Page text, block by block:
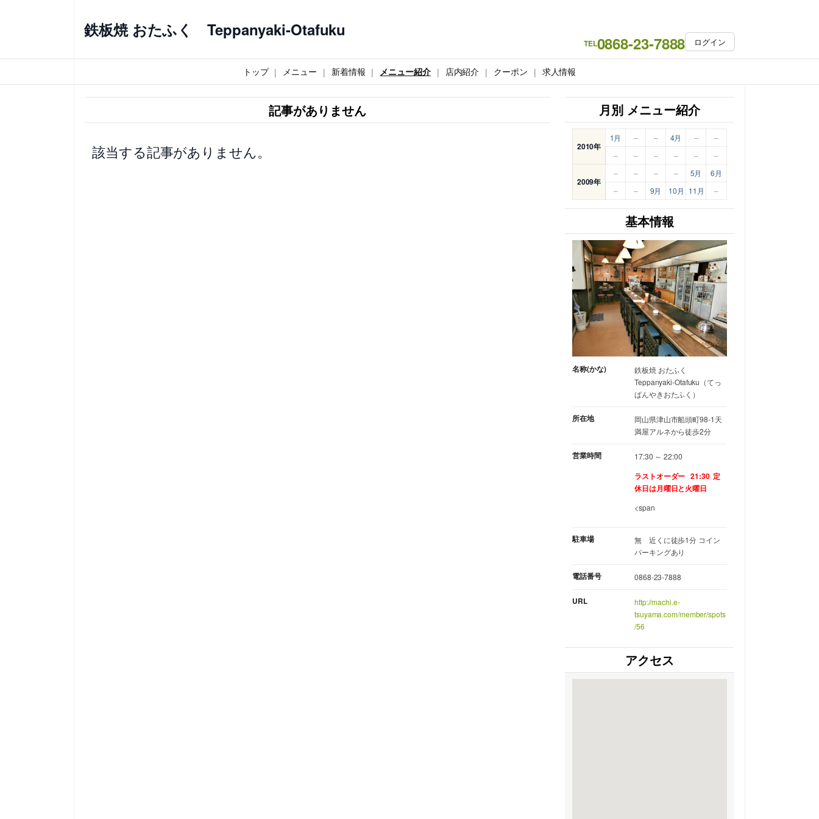
ス
キ
鉄板焼 おたふく Teppanyaki-Otafuku
TEL0868-23-7888 ログイン
トップ メニュー 新着情報 メニュー紹介 店内紹介 クーポン 求人情報
記事がありません
該当する記事がありません。
月別 メニュー紹介
2010年
1月 – – 4月 –
–
–
– – – – –
2009年
– – – – 5月
6月
–
– 9月 10月 11月 –
基本情報
名称(かな)
鉄板焼 おたふく
Teppanyaki-Otafuku（てっ
ぱんやきおたふく）
所在地
岡山県津山市船頭町98-1天
満屋アルネから徒歩2分
営業時間 17:30 ～ 22:00
ラストオーダー 21:30 定
休日は月曜日と火曜日
<span
駐車場
無 近くに徒歩1分 コイン
パーキングあり
電話番号 0868-23-7888
URL
http://machi.e-
tsuyama.com/member/spots
/56
アクセス